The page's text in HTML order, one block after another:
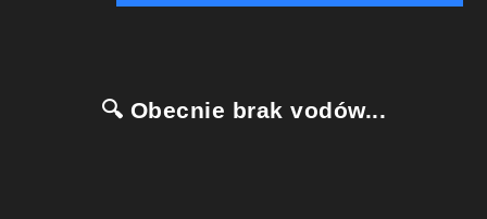
🔍 Obecnie brak vodów...